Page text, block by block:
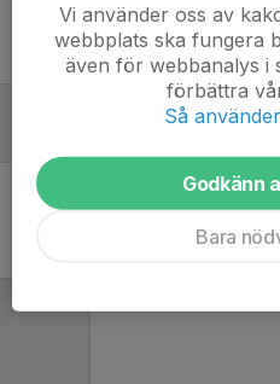
Tidigare nyheter
Säsongen 25/26 !
Vi använder oss av
webbplats ska fungera
även för webbanalys i
förbättra
Så
Godkänn
Bara